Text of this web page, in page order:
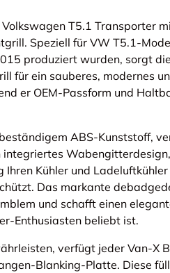
T5.1 Transporter
Speziell für VW T5.1-
produziert wurden, sorgt
für ein sauberes, modernes
er OEM-Passform und
ABS-Kunststoff,
Kühler und
Das markante
und schafft einen
Enthusiasten beliebt ist.
verfügt jeder Van-X
Blanking-Platte. Diese